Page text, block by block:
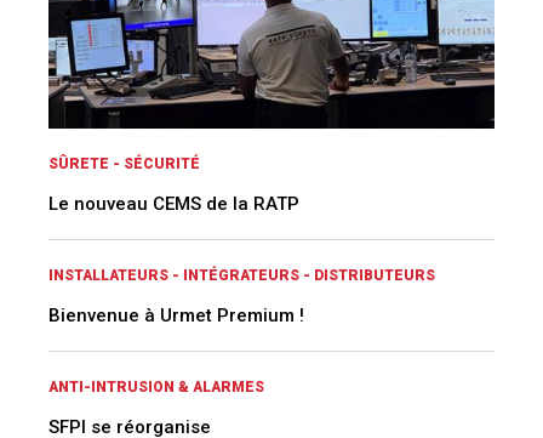
SÛRETE - SÉCURITÉ
Le nouveau CEMS de la RATP
INSTALLATEURS - INTÉGRATEURS - DISTRIBUTEURS
Bienvenue à Urmet Premium !
ANTI-INTRUSION & ALARMES
SFPI se réorganise